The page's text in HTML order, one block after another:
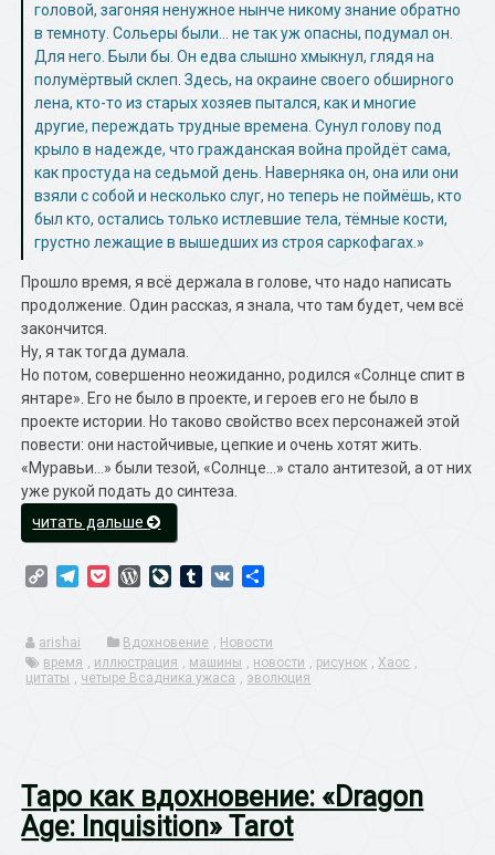
головой, загоняя ненужное нынче никому знание обратно
в темноту. Сольеры были… не так уж опасны, подумал он.
Для него. Были бы. Он едва слышно хмыкнул, глядя на
полумёртвый склеп. Здесь, на окраине своего обширного
лена, кто-то из старых хозяев пытался, как и многие
другие, переждать трудные времена. Сунул голову под
крыло в надежде, что гражданская война пройдёт сама,
как простуда на седьмой день. Наверняка он, она или они
взяли с собой и несколько слуг, но теперь не поймёшь, кто
был кто, остались только истлевшие тела, тёмные кости,
грустно лежащие в вышедших из строя саркофагах.»
Прошло время, я всё держала в голове, что надо написать
продолжение. Один рассказ, я знала, что там будет, чем всё
закончится.
Ну, я так тогда думала.
Но потом, совершенно неожиданно, родился «Солнце спит в
янтаре». Его не было в проекте, и героев его не было в
проекте истории. Но таково свойство всех персонажей этой
повести: они настойчивые, цепкие и очень хотят жить.
«Муравьи…» были тезой, «Солнце…» стало антитезой, а от них
уже рукой подать до синтеза.
читать дальше«От
севера
до
Побережья»
Copy TelegramPocketWordPress
LiveJournal
Tumblr
VK
arishai Вдохновение , Новости
время , иллюстрация , машины , новости , рисунок , Хаос ,
цитаты , четыре Всадника ужаса , эволюция
Таро как вдохновение: «Dragon
Age: Inquisition» Tarot